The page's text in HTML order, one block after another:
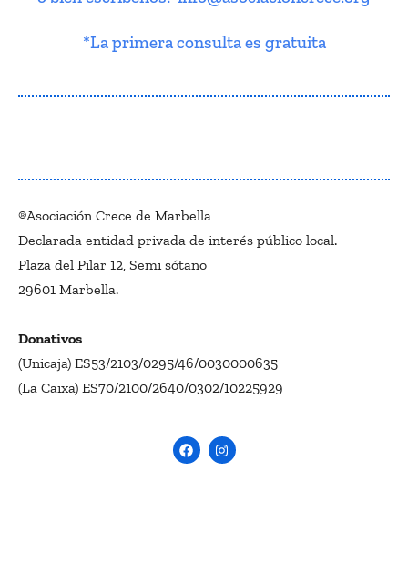
*La primera consulta es gratuita
®Asociación Crece de Marbella
Declarada entidad privada de interés público local.
Plaza del Pilar 12, Semi sótano
29601 Marbella.
Donativos
(Unicaja) ES53/2103/0295/46/0030000635
(La Caixa) ES70/2100/2640/0302/10225929